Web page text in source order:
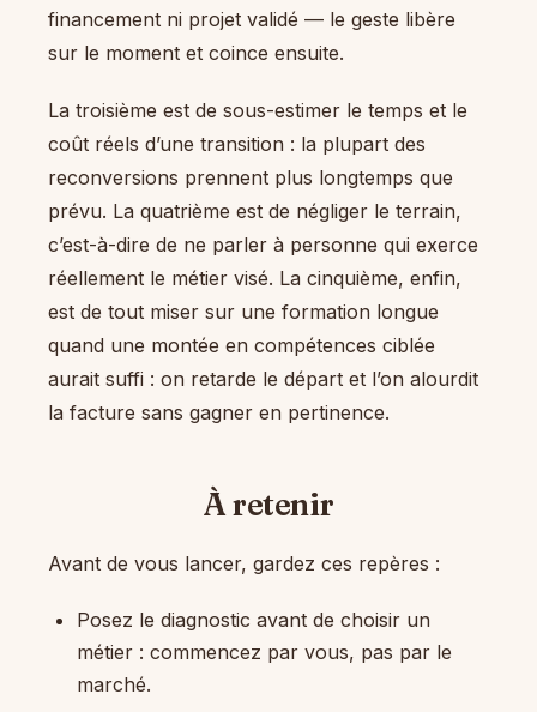
financement ni projet validé — le geste libère
sur le moment et coince ensuite.
La troisième est de sous-estimer le temps et le
coût réels d’une transition : la plupart des
reconversions prennent plus longtemps que
prévu. La quatrième est de négliger le terrain,
c’est-à-dire de ne parler à personne qui exerce
réellement le métier visé. La cinquième, enfin,
est de tout miser sur une formation longue
quand une montée en compétences ciblée
aurait suffi : on retarde le départ et l’on alourdit
la facture sans gagner en pertinence.
À retenir
Avant de vous lancer, gardez ces repères :
Posez le diagnostic avant de choisir un
métier : commencez par vous, pas par le
marché.